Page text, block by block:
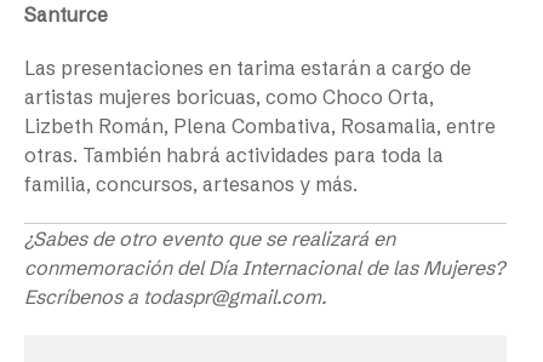
Santurce
Las presentaciones en tarima estarán a cargo de
artistas mujeres boricuas, como Choco Orta,
Lizbeth Román, Plena Combativa, Rosamalia, entre
otras. También habrá actividades para toda la
familia, concursos, artesanos y más.
¿Sabes de otro evento que se realizará en
conmemoración del Día Internacional de las Mujeres?
Escríbenos a todaspr@gmail.com.